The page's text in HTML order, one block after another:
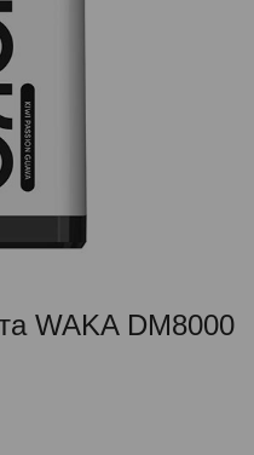
WAKA DM8000